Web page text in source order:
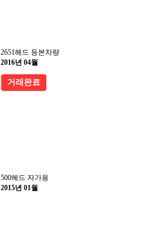
2651헤드 등본차량
2016년 04월
거래완료
500헤드 자가용
2015년 01월